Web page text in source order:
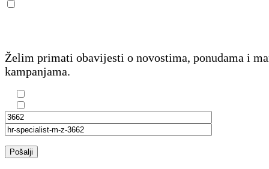
Želim primati obavijesti o novostima, ponudama i
kampanjama.
Pošalji